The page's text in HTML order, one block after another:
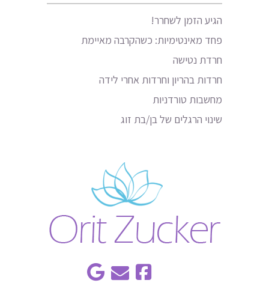
הגיע הזמן לשחרר!
פחד מאינטימיות: כשהקרבה מאיימת
חרדת נטישה
חרדות בהריון וחרדות אחרי לידה
מחשבות טורדניות
שינוי הרגלים של בן/בת זוג